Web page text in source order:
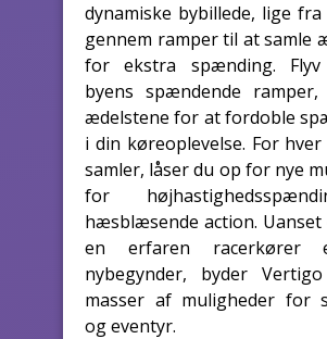
dynamiske bybillede, lige
gennem ramper til at samle
for ekstra spænding. Flyv
byens spændende
ædelstene for at fordoble
i din køreoplevelse. For
samler, låser du op for nye
for
hæsblæsende action.
en erfaren racerkører
nybegynder, byder
masser af muligheder for
og eventyr.